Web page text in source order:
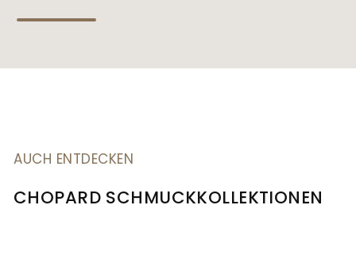
AUCH ENTDECKEN
CHOPARD SCHMUCKKOLLEKTIONEN